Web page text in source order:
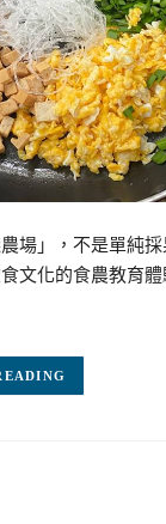
場」，不是單純
文化的食農教育